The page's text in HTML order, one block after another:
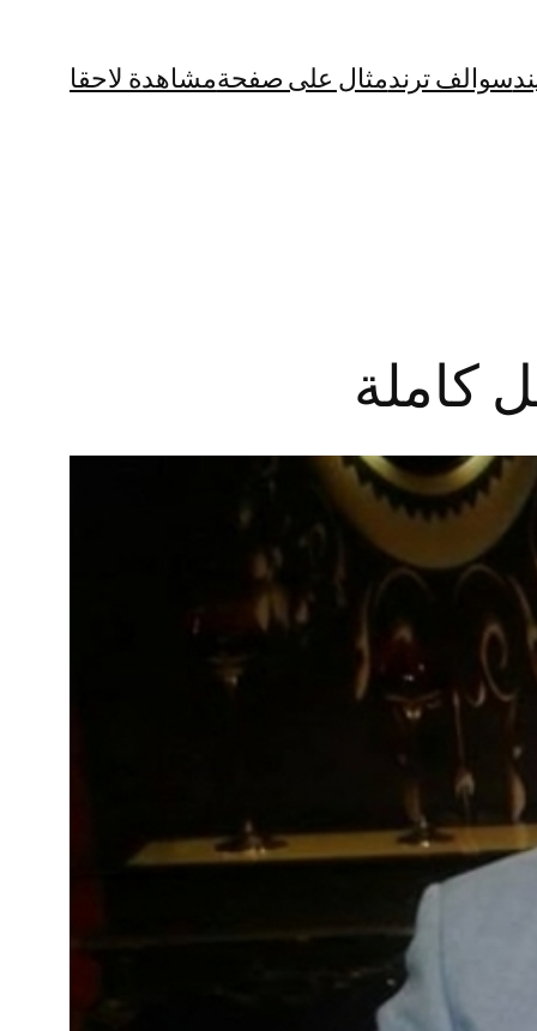
سوالف ترندمثال على صفحةمشاهدة لاحقا
كاملة